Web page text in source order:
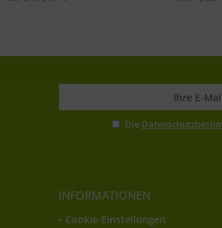
Die
INFORMATIONEN
Cookie-Einstellungen